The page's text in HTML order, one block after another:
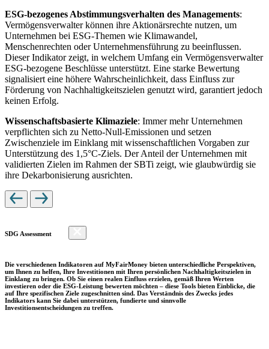
ESG-bezogenes Abstimmungsverhalten des Managements:
Vermögensverwalter können ihre Aktionärsrechte nutzen, um
Unternehmen bei ESG-Themen wie Klimawandel,
Menschenrechten oder Unternehmensführung zu beeinflussen.
Dieser Indikator zeigt, in welchem Umfang ein Vermögensverwalter
ESG-bezogene Beschlüsse unterstützt. Eine starke Bewertung
signalisiert eine höhere Wahrscheinlichkeit, dass Einfluss zur
Förderung von Nachhaltigkeitszielen genutzt wird, garantiert jedoch
keinen Erfolg.
Wissenschaftsbasierte Klimaziele: Immer mehr Unternehmen
verpflichten sich zu Netto-Null-Emissionen und setzen
Zwischenziele im Einklang mit wissenschaftlichen Vorgaben zur
Unterstützung des 1,5°C-Ziels. Der Anteil der Unternehmen mit
validierten Zielen im Rahmen der SBTi zeigt, wie glaubwürdig sie
ihre Dekarbonisierung ausrichten.
SDG Assessment
Die verschiedenen Indikatoren auf MyFairMoney bieten unterschiedliche Perspektiven,
um Ihnen zu helfen, Ihre Investitionen mit Ihren persönlichen Nachhaltigkeitszielen in
Einklang zu bringen. Ob Sie einen realen Einfluss erzielen, gemäß Ihren Werten
investieren oder die ESG-Leistung bewerten möchten – diese Tools bieten Einblicke, die
auf Ihre spezifischen Ziele zugeschnitten sind. Das Verständnis des Zwecks jedes
Indikators kann Sie dabei unterstützen, fundierte und sinnvolle
Investitionsentscheidungen zu treffen.